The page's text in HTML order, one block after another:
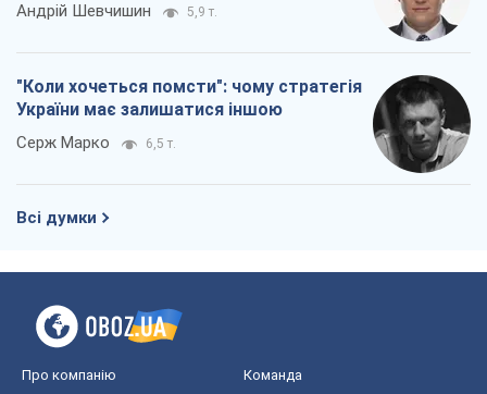
Андрій Шевчишин 5,9 т.
"Коли хочеться помсти": чому стратегія
України має залишатися іншою
Серж Марко 6,5 т.
Всі думки
Про компанію Команда